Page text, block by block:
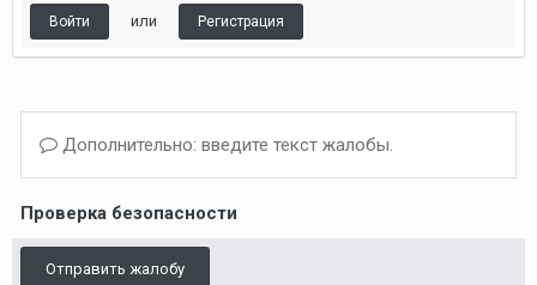
Войти или Регистрация
Дополнительно: введите текст жалобы.
Проверка безопасности
Отправить жалобу